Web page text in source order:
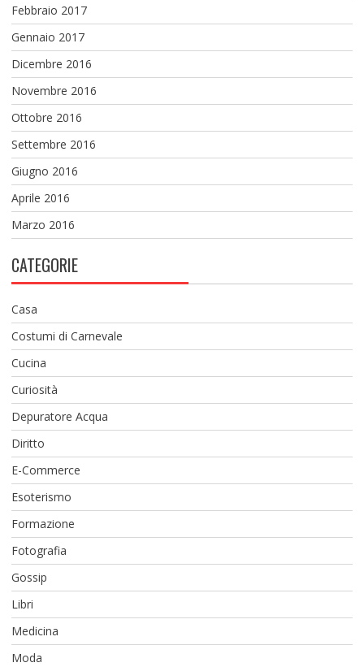
Febbraio 2017
Gennaio 2017
Dicembre 2016
Novembre 2016
Ottobre 2016
Settembre 2016
Giugno 2016
Aprile 2016
Marzo 2016
CATEGORIE
Casa
Costumi di Carnevale
Cucina
Curiosità
Depuratore Acqua
Diritto
E-Commerce
Esoterismo
Formazione
Fotografia
Gossip
Libri
Medicina
Moda